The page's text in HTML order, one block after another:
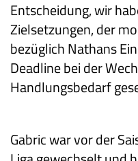
Entscheidung, wir
Zielsetzungen, der
bezüglich Nathans
Deadline bei der
Handlungsbedarf
Gabric war vor der